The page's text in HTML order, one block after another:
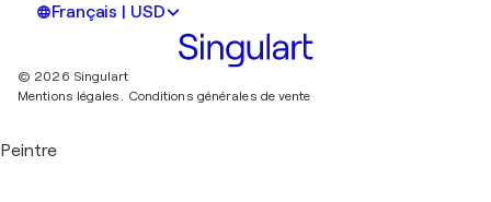
Français | USD
© 2026 Singulart
Mentions légales.
Conditions générales de vente
Peintre